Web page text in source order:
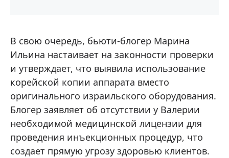
В свою очередь, бьюти-блогер Марина
Ильина настаивает на законности проверки
и утверждает, что выявила использование
корейской копии аппарата вместо
оригинального израильского оборудования.
Блогер заявляет об отсутствии у Валерии
необходимой медицинской лицензии для
проведения инъекционных процедур, что
создает прямую угрозу здоровью клиентов.